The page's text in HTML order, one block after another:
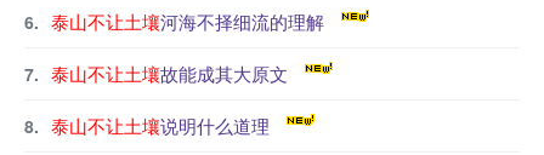
泰山不让土壤河海不择细流的理解
泰山不让土壤故能成其大原文
泰山不让土壤说明什么道理